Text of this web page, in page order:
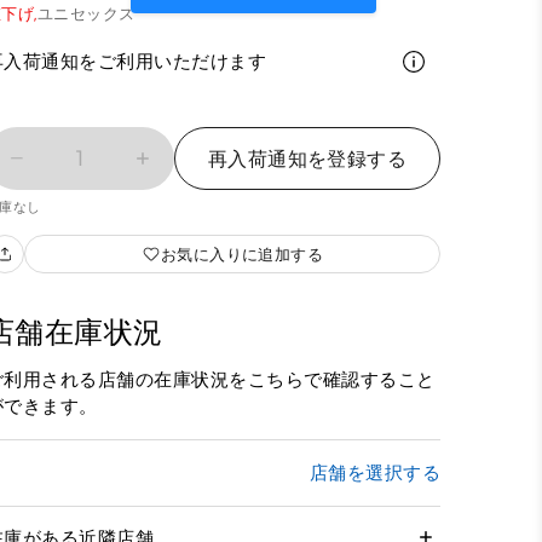
げ,ユニセックス
入荷通知をご利用いただけます
1 再入荷通知を登録する
なし
お気に入りに追加する
舗在庫状況
利用される店舗の在庫状況をこちらで確認すること
きます。
店舗を選択する